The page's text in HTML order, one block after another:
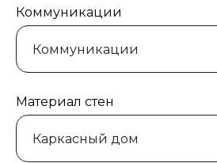
Коммуникации
Материал стен